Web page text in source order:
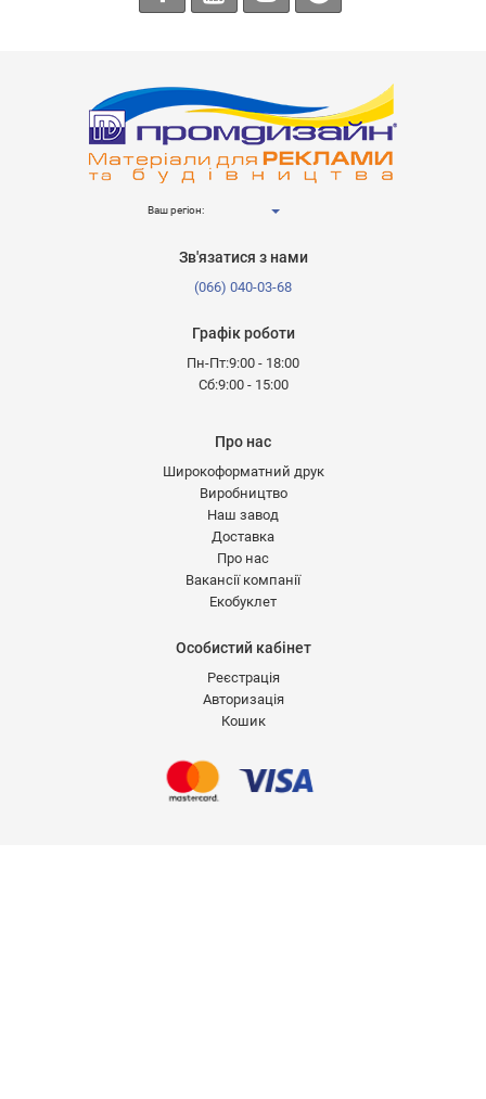
Ваш регіон:
Зв'язатися з нами
(066) 040-03-68
Графік роботи
Пн-Пт:9:00 - 18:00
Сб:9:00 - 15:00
Про нас
Широкоформатний друк
Виробництво
Наш завод
Доставка
Про нас
Вакансії компанії
Екобуклет
Особистий кабінет
Реєстрація
Авторизація
Кошик